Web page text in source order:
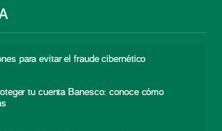
para evitar el fraude cibernético
tu cuenta Banesco: conoce cómo